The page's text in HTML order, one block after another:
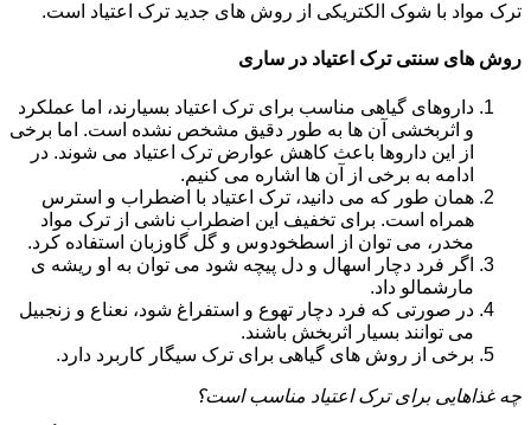
ترک مواد با شوک الکتریکی از روش های جدید ترک اعتیاد است.
روش های سنتی ترک اعتیاد در ساری
داروهای گیاهی مناسب برای ترک اعتیاد بسیارند، اما عملکرد
و اثربخشی آن ها به طور دقیق مشخص نشده است. اما برخی
از این داروها باعث کاهش عوارض ترک اعتیاد می شوند. در
ادامه به برخی از آن ها اشاره می کنیم.
همان طور که می دانید، ترک اعتیاد با اضطراب و استرس
همراه است. برای تخفیف این اضطراب ناشی از ترک مواد
مخدر، می توان از اسطخودوس و گل گاوزبان استفاده کرد.
اگر فرد دچار اسهال و دل پیچه شود می توان به او ریشه ی
مارشمالو داد.
در صورتی که فرد دچار تهوع و استفراغ شود، نعناع و زنجبیل
می توانند بسیار اثربخش باشند.
برخی از روش های گیاهی برای ترک سیگار کاربرد دارد.
چه غذاهایی برای ترک اعتیاد مناسب است؟